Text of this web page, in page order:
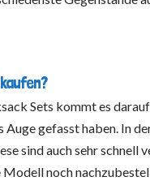
Sets kommt es
gefasst haben. In
sind auch sehr schnell
noch